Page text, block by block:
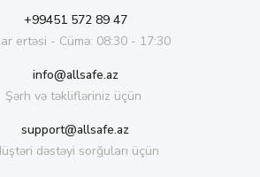
+99451 572 89 47
ertəsi - Cümə: 08:30 - 17:30
info@allsafe.az
Şərh və təklifləriniz üçün
support@allsafe.az
dəstəyi sorğuları üçün